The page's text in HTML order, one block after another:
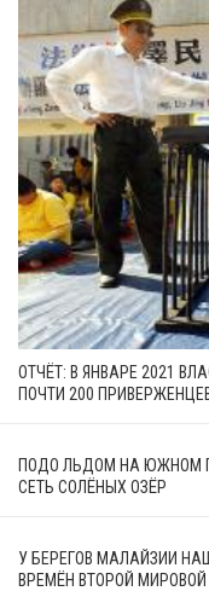
ОТЧЁТ: В ЯНВАРЕ 2021
ПОЧТИ 200
ПОДО ЛЬДОМ НА ЮЖНОМ
СЕТЬ СОЛЁНЫХ ОЗЁР
У БЕРЕГОВ МАЛАЙЗИИ
ВРЕМЁН ВТОРОЙ МИРОВОЙ